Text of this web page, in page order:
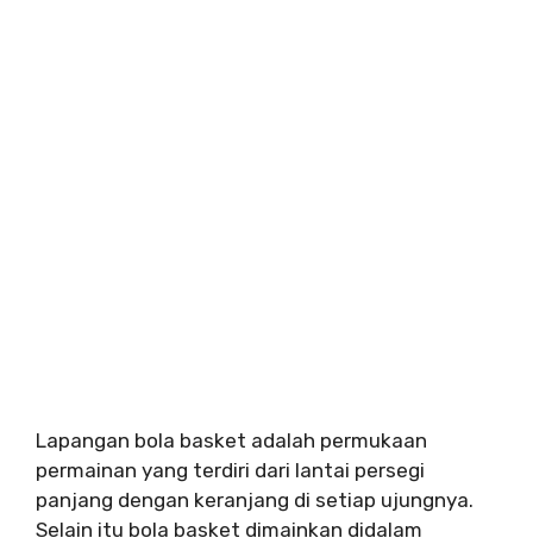
Lapangan bola basket adalah permukaan
permainan yang terdiri dari lantai persegi
panjang dengan keranjang di setiap ujungnya.
Selain itu bola basket dimainkan didalam